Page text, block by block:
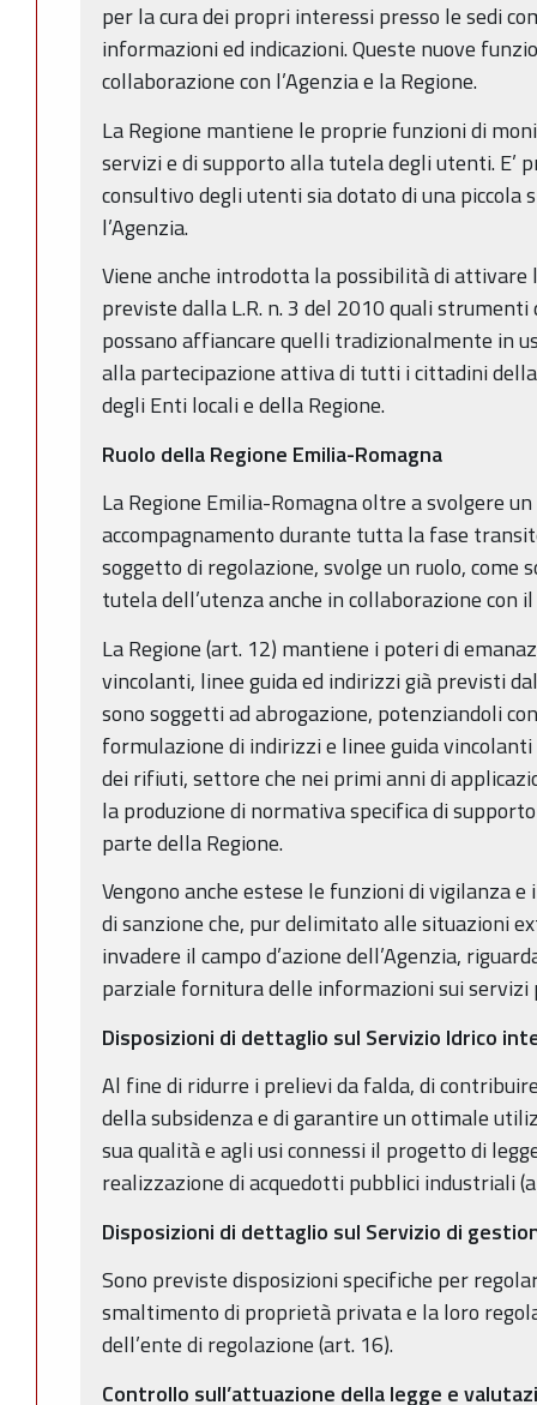
per la cura dei propri interessi presso le sedi
informazioni ed indicazioni. Queste nuove
collaborazione con l’Agenzia e la Regione.
La Regione mantiene le proprie funzioni di
servizi e di supporto alla tutela degli utenti. E’
consultivo degli utenti sia dotato di una piccola
l’Agenzia.
Viene anche introdotta la possibilità di
previste dalla L.R. n. 3 del 2010 quali
possano affiancare quelli tradizionalmente in
alla partecipazione attiva di tutti i cittadini
degli Enti locali e della Regione.
Ruolo della Regione Emilia-Romagna
La Regione Emilia-Romagna oltre a svolgere
accompagnamento durante tutta la fase
soggetto di regolazione, svolge un ruolo, come
tutela dell’utenza anche in collaborazione con
La Regione (art. 12) mantiene i poteri di
vincolanti, linee guida ed indirizzi già previsti
sono soggetti ad abrogazione, potenziandoli
formulazione di indirizzi e linee guida
dei rifiuti, settore che nei primi anni di
la produzione di normativa specifica di
parte della Regione.
Vengono anche estese le funzioni di vigilanza
di sanzione che, pur delimitato alle situazioni
invadere il campo d’azione dell’Agenzia,
parziale fornitura delle informazioni sui servizi
Disposizioni di dettaglio sul Servizio Idrico
Al fine di ridurre i prelievi da falda, di
della subsidenza e di garantire un ottimale
sua qualità e agli usi connessi il progetto di
realizzazione di acquedotti pubblici industriali
Disposizioni di dettaglio sul Servizio di
Sono previste disposizioni specifiche per
smaltimento di proprietà privata e la loro
dell’ente di regolazione (art. 16).
Controllo sull’attuazione della legge e